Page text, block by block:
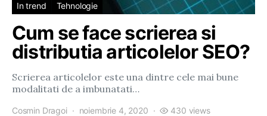
In trend Tehnologie
Cum se face scrierea si
distributia articolelor SEO?
Scrierea articolelor este una dintre cele mai bune
modalitati de a imbunatati…
Cosmin Dragoi noiembrie 4, 2020 430 views